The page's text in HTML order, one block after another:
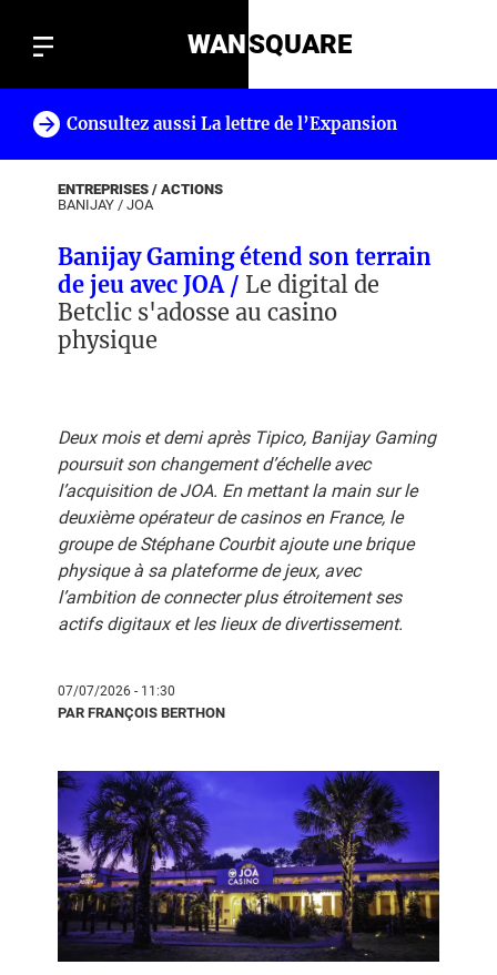
WANSQUARE
Consultez aussi La lettre de l’Expansion
ENTREPRISES / ACTIONS
BANIJAY / JOA
Banijay Gaming étend son terrain
de jeu avec JOA / Le digital de
Betclic s'adosse au casino
physique
Deux mois et demi après Tipico, Banijay Gaming
poursuit son changement d’échelle avec
l’acquisition de JOA. En mettant la main sur le
deuxième opérateur de casinos en France, le
groupe de Stéphane Courbit ajoute une brique
physique à sa plateforme de jeux, avec
l’ambition de connecter plus étroitement ses
actifs digitaux et les lieux de divertissement.
07/07/2026 - 11:30
PAR FRANÇOIS BERTHON